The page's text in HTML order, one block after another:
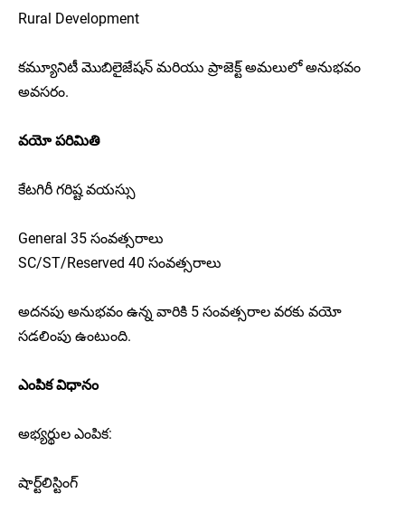
Rural Development
కమ్యూనిటీ మొబిలైజేషన్ మరియు ప్రాజెక్ట్ అమలులో అనుభవం
అవసరం.
వయో పరిమితి
కేటగిరీ గరిష్ట వయస్సు
General 35 సంవత్సరాలు
SC/ST/Reserved 40 సంవత్సరాలు
అదనపు అనుభవం ఉన్న వారికి 5 సంవత్సరాల వరకు వయో
సడలింపు ఉంటుంది.
ఎంపిక విధానం
అభ్యర్థుల ఎంపిక:
షార్ట్‌లిస్టింగ్